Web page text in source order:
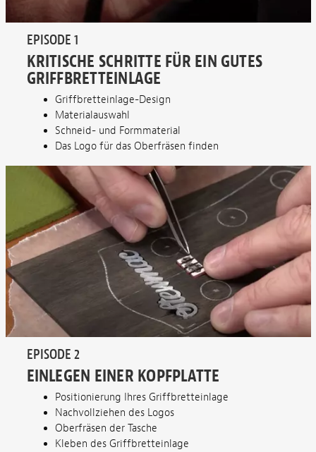
EPISODE 1
KRITISCHE SCHRITTE FÜR EIN GUTES
GRIFFBRETTEINLAGE
Griffbretteinlage-Design
Materialauswahl
Schneid- und Formmaterial
Das Logo für das Oberfräsen finden
EPISODE 2
EINLEGEN EINER KOPFPLATTE
Positionierung Ihres Griffbretteinlage
Nachvollziehen des Logos
Oberfräsen der Tasche
Kleben des Griffbretteinlage